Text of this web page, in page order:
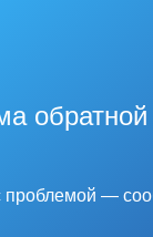
обратной
проблемой —